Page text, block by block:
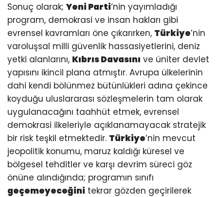
Sonuç olarak; Yeni Parti‘nin yayımladığı
program, demokrasi ve insan hakları gibi
evrensel kavramları öne çıkarırken, Türkiye’nin
varoluşsal milli güvenlik hassasiyetlerini, deniz
yetki alanlarını, Kıbrıs Davasını ve üniter devlet
yapısını ikincil plana atmıştır. Avrupa ülkelerinin
dahi kendi bölünmez bütünlükleri adına çekince
koyduğu uluslararası sözleşmelerin tam olarak
uygulanacağını taahhüt etmek, evrensel
demokrasi ilkeleriyle açıklanamayacak stratejik
bir risk teşkil etmektedir. Türkiye‘nin mevcut
jeopolitik konumu, maruz kaldığı küresel ve
bölgesel tehditler ve karşı devrim süreci göz
önüne alındığında; programın sınıfı
geçemeyeceğini tekrar gözden geçirilerek